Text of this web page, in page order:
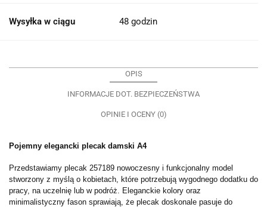
Wysyłka w ciągu 48 godzin
OPIS
INFORMACJE DOT. BEZPIECZEŃSTWA
OPINIE I OCENY (0)
Pojemny elegancki plecak damski A4
Przedstawiamy plecak 257189 nowoczesny i funkcjonalny model
stworzony z myślą o kobietach, które potrzebują wygodnego dodatku do
pracy, na uczelnię lub w podróż. Eleganckie kolory oraz
minimalistyczny fason sprawiają, że plecak doskonale pasuje do